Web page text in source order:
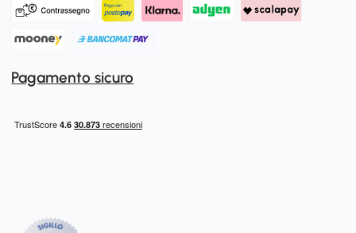
Pagamento sicuro